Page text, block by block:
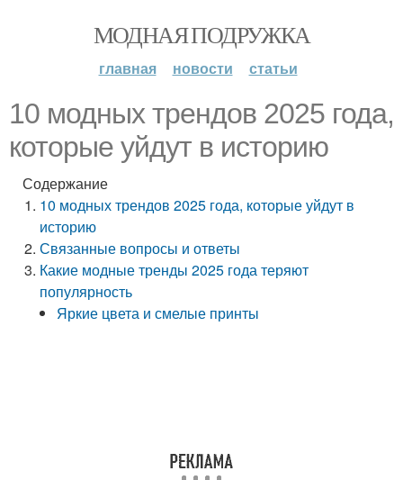
МОДНАЯ ПОДРУЖКА
главная новости статьи
10 модных трендов 2025 года,
которые уйдут в историю
Содержание
10 модных трендов 2025 года, которые уйдут в
историю
Связанные вопросы и ответы
Какие модные тренды 2025 года теряют
популярность
Яркие цвета и смелые принты